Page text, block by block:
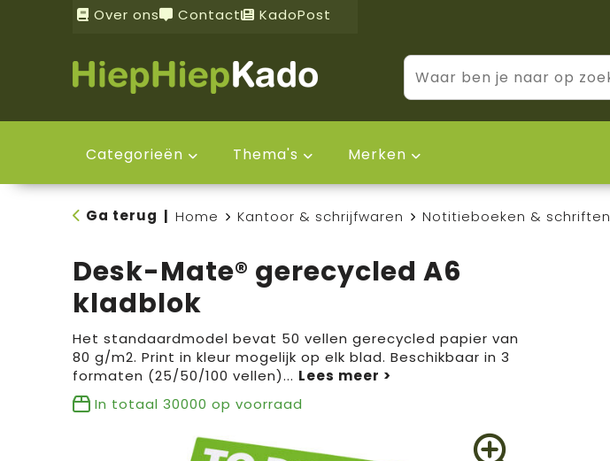
Over ons Contact KadoPost
Categorieën Thema's Merken
Ga terug Home Kantoor & schrijfwaren Notitieboeken & schriften
Desk-Mate® gerecycled A6
kladblok
Het standaardmodel bevat 50 vellen gerecycled papier van
80 g/m2. Print in kleur mogelijk op elk blad. Beschikbaar in 3
formaten (25/50/100 vellen)...
In totaal 30000 op voorraad